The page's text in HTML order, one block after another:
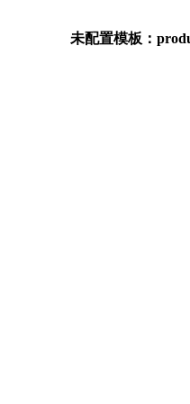
未配置模板：